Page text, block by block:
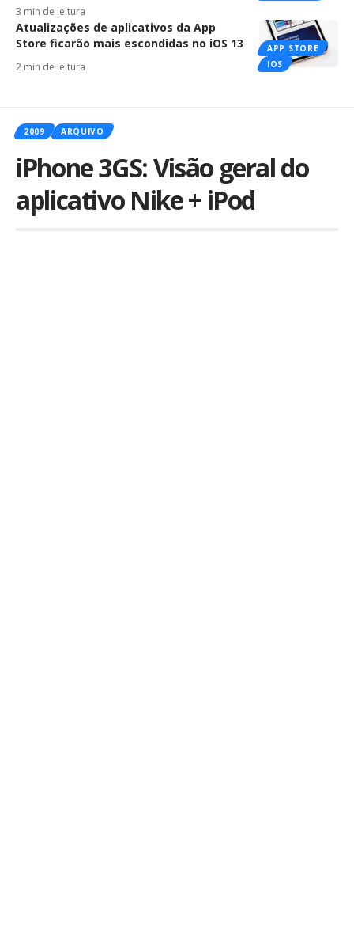
3 min de leitura
APP STORE
IOS
Atualizações de aplicativos da App
Store ficarão mais escondidas no iOS 13
2 min de leitura
2009 ARQUIVO
iPhone 3GS: Visão geral do
aplicativo Nike + iPod